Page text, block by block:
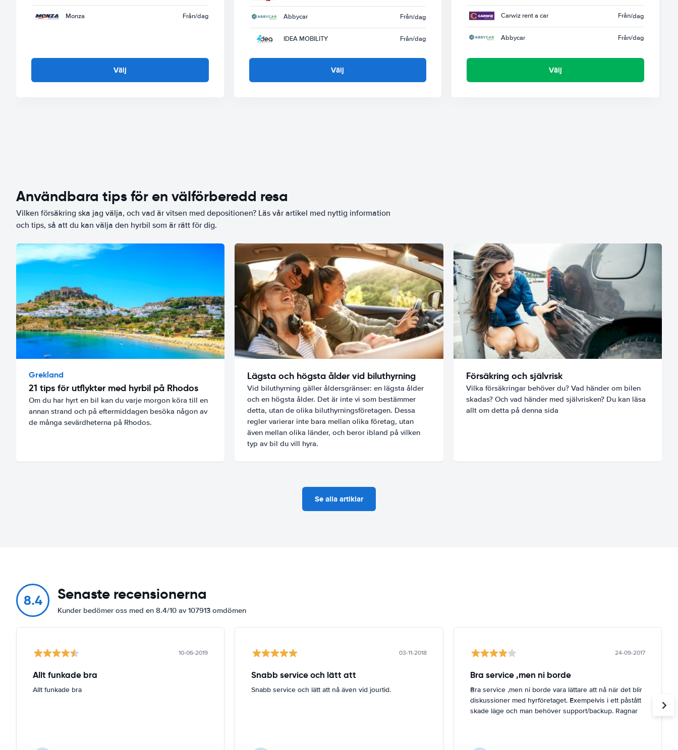
Monza Från/dag
Välj
Abbycar Från/dag
IDEA MOBILITY Från/dag
Välj
Carwiz rent a car Från/dag
Abbycar Från/dag
Välj
Användbara tips för en välförberedd resa
Vilken försäkring ska jag välja, och vad är vitsen med depositionen? Läs vår artikel med nyttig information
och tips, så att du kan välja den hyrbil som är rätt för dig.
Grekland
21 tips för utflykter med hyrbil på Rhodos
Om du har hyrt en bil kan du varje morgon köra till en
annan strand och på eftermiddagen besöka någon av
de många sevärdheterna på Rhodos.
Lägsta och högsta ålder vid biluthyrning
Vid biluthyrning gäller åldersgränser: en lägsta ålder
och en högsta ålder. Det är inte vi som bestämmer
detta, utan de olika biluthyrningsföretagen. Dessa
regler varierar inte bara mellan olika företag, utan
även mellan olika länder, och beror ibland på vilken
typ av bil du vill hyra.
Försäkring och självrisk
Vilka försäkringar behöver du? Vad händer om bilen
skadas? Och vad händer med självrisken? Du kan läsa
allt om detta på denna sida
Se alla artiklar
8.4 Senaste recensionerna
Kunder bedömer oss med en 8.4/10 av 107913 omdömen
10-06-2019
Allt funkade bra
Allt funkade bra
03-11-2018
Snabb service och lätt att
Snabb service och lätt att nå även vid jourtid.
24-09-2017
Bra service ,men ni borde
Bra service ,men ni borde vara lättare att nå när det blir
diskussioner med hyrföretaget. Exempelvis i ett påstått
skade läge och man behöver support/backup. Ragnar